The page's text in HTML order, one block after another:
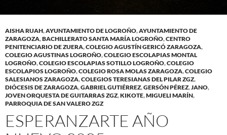
AISHA RUAH,AYUNTAMIENTO DE LOGROÑO,AYUNTAMIENTO DE
ZARAGOZA,BACHILLERATO SANTA MARÍA LOGROÑO,CENTRO
PENITENCIARIO DE ZUERA,COLEGIO AGUSTÍN GERICÓ ZARAGOZA,
COLEGIO AGUSTINAS LOGROÑO,COLEGIO ESCOLAPIAS MONTAL
LOGROÑO,COLEGIO ESCOLAPIAS SOTILLO LOGROÑO,COLEGIO
ESCOLAPIOS LOGROÑO,COLEGIO ROSA MOLAS ZARAGOZA,COLEGIO
SALESIANOS ZARAGOZA,COLEGIOS TERESIANAS DEL PILAR ZGZ,
DIÓCESIS DE ZARAGOZA,GABRIEL GUTIÉRREZ,GERSÓN PÉREZ,JANO,
JOVEN ORQUESTA DE GUITARRAS ZGZ,KIKOTE,MIGUELI MARÍN,
PARROQUIA DE SAN VALERO ZGZ
ESPERANZARTE AÑO